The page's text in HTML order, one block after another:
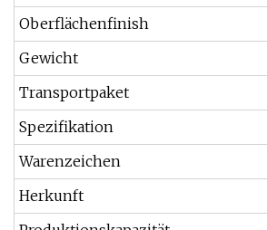
Oberflächenfinish
Gewicht
Transportpaket
Spezifikation
Warenzeichen
Herkunft